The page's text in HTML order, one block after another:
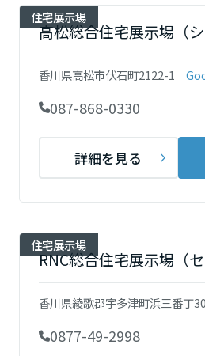
インテリア
住まいづくりガイド
分譲住宅（建売・土地）検索
中古住宅検索
スムストック検索
土地活用モデルルーム見学
社宅建築
これから土地活用・賃貸
土地活用の基礎から長期安定経営を目
に役立つ多彩な情報を幅広くお届けしま
リフォームメニュー
事業用
事業用リノベーション
ホテル・旅館リフォーム
リフォーム営業所
これからリフォーム
複合開発事業（ASMACI-アスマ
再開発・官民連携事業
分譲マンション開発事業
収益不動産・投資開発事業
建築再生事業
事業用売買
事業用地・事業用建物
サポートメニュー
保証制度
アフターメンテナンス
ミサワリフォーム
お客様センター
企業・IR情報
ニュース
MISAWAについて
SDGs
環境活動
採用情報
展示場・イベント情報
カタログ請求
住まいのご相談
住宅展示場
高松総合住宅展示場（シ
香川県高松市伏石町2122-1
087-868-0330
詳細を見る
住宅展示場
RNC総合住宅展示場（セ
香川県綾歌郡宇多津町浜三番丁
0877-49-2998
岩手県
宮城県
秋田県
山形県
福島県
関東